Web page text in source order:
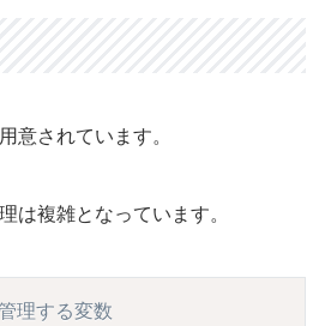
意されています。
は複雑となっています。
理する変数